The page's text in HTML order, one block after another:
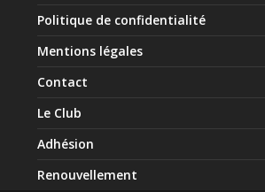
Politique de confidentialité
Mentions légales
Contact
Le Club
Adhésion
Renouvellement